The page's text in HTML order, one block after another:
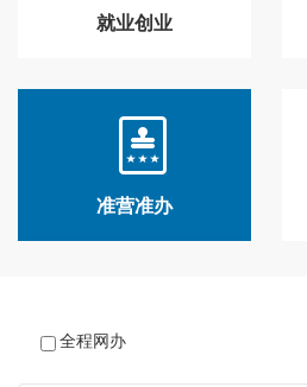
就业创业
准营准办
全程网办